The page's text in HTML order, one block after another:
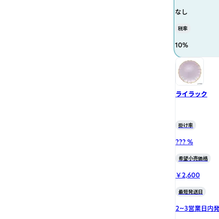
なし
税率
10%
ライラック
掛け率
??? %
希望小売価格
￥2,600
最短発送日
2~3営業日内